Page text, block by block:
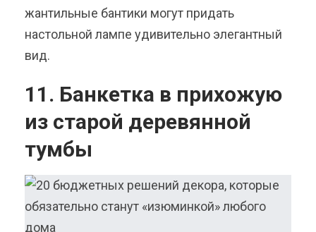
жантильные бантики могут придать
настольной лампе удивительно элегантный
вид.
11. Банкетка в прихожую
из старой деревянной
тумбы